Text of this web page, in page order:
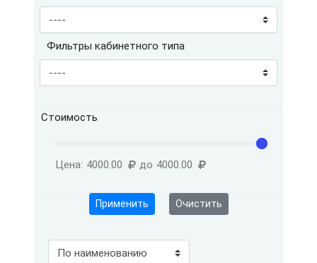
Фильтры кабинетного типа
Стоимость
Цена: 4000.00 до 4000.00
Применить Очистить